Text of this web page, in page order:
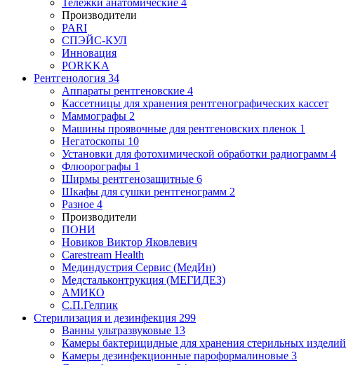
Производители
PARI
СПЭЙС-КУЛ
Инновация
PORKKA
Рентгенология 34
Аппараты рентгеновские 4
Кассетницы для хранения рентгенографических кассет
Маммографы 2
Машины проявочные для рентгеновских пленок 1
Негатоскопы 10
Установки для фотохимической обработки радиограмм 4
Флюорографы 1
Ширмы рентгенозащитные 6
Шкафы для сушки рентгенограмм 2
Разное 4
Производители
ПОНИ
Новиков Виктор Яковлевич
Carestream Health
Мединдустрия Сервис (МедИн)
Медстальконтрукция (МЕГИДЕЗ)
АМИКО
С.П.Гелпик
Стерилизация и дезинфекция 299
Ванны ультразвуковые 13
Камеры бактерицидные для хранения стерильных изделий
Камеры дезинфекционные пароформалиновые 3